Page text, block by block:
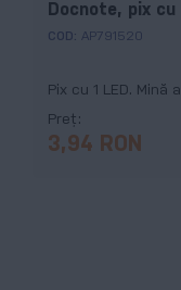
Docnote, pix cu
COD: AP791520
Pix cu 1 LED.
Preț
3,94 RON